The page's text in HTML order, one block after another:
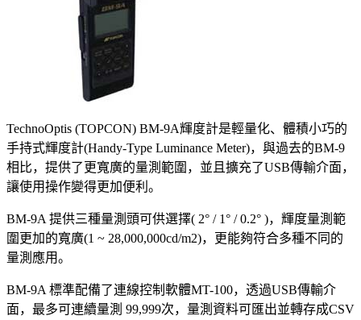
TechnoOptis (TOPCON) BM-9A輝度計是輕量化、體積小巧的
手持式輝度計(Handy-Type Luminance Meter)，與過去的BM-9
相比，提供了更寬廣的量測範圍，並且擴充了USB傳輸介面，
讓使用操作變得更加便利。
BM-9A 提供三種量測頭可供選擇( 2° / 1° / 0.2° )，輝度量測範
圍更加的寬廣(1 ~ 28,000,000cd/m2)，更能夠符合多種不同的
量測應用。
BM-9A 標準配備了連線控制軟體MT-100，透過USB傳輸介
面，最多可連續量測 99,999次，量測資料可匯出並轉存成CSV